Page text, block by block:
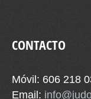
CONTACTO
Móvil: 606 218
Email: